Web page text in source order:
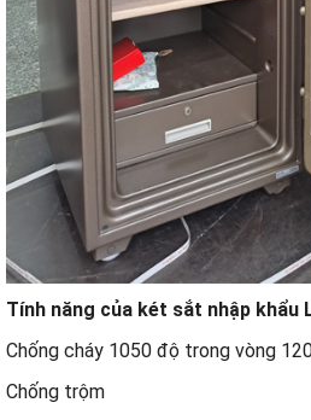
Tính năng của két sắt nhập khẩu
Chống cháy 1050 độ trong vòng
Chống trộm